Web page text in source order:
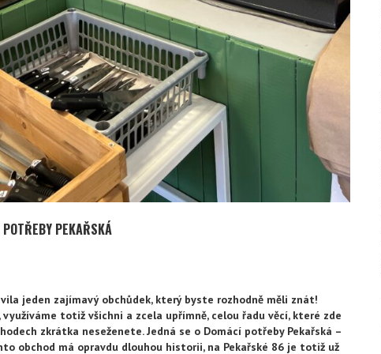
PEKAŘSKÁ
jeden zajímavý obchůdek, který byste rozhodně měli znát!
totiž všichni a zcela upřímně, celou řadu věcí, které zde
zkrátka neseženete. Jedná se o Domácí potřeby Pekařská –
obchod má opravdu dlouhou historii, na Pekařské 86 je totiž už